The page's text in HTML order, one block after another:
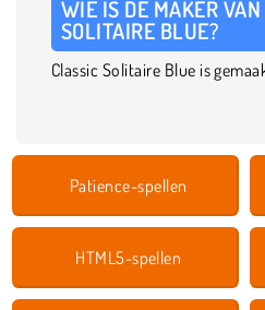
WIE IS DE MAKER
SOLITAIRE BLUE?
Classic Solitaire Blue is
Patience-spellen
HTML5-spellen